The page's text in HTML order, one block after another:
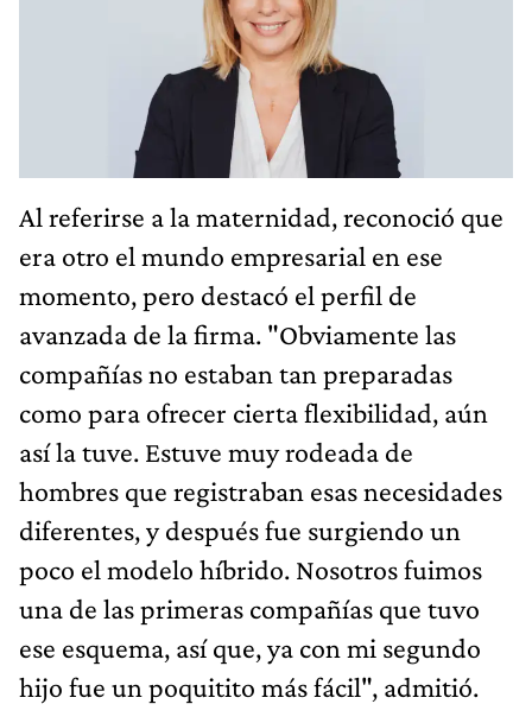
Al referirse a la maternidad, reconoció que
era otro el mundo empresarial en ese
momento, pero destacó el perfil de
avanzada de la firma. "Obviamente las
compañías no estaban tan preparadas
como para ofrecer cierta flexibilidad, aún
así la tuve. Estuve muy rodeada de
hombres que registraban esas necesidades
diferentes, y después fue surgiendo un
poco el modelo híbrido. Nosotros fuimos
una de las primeras compañías que tuvo
ese esquema, así que, ya con mi segundo
hijo fue un poquitito más fácil", admitió.